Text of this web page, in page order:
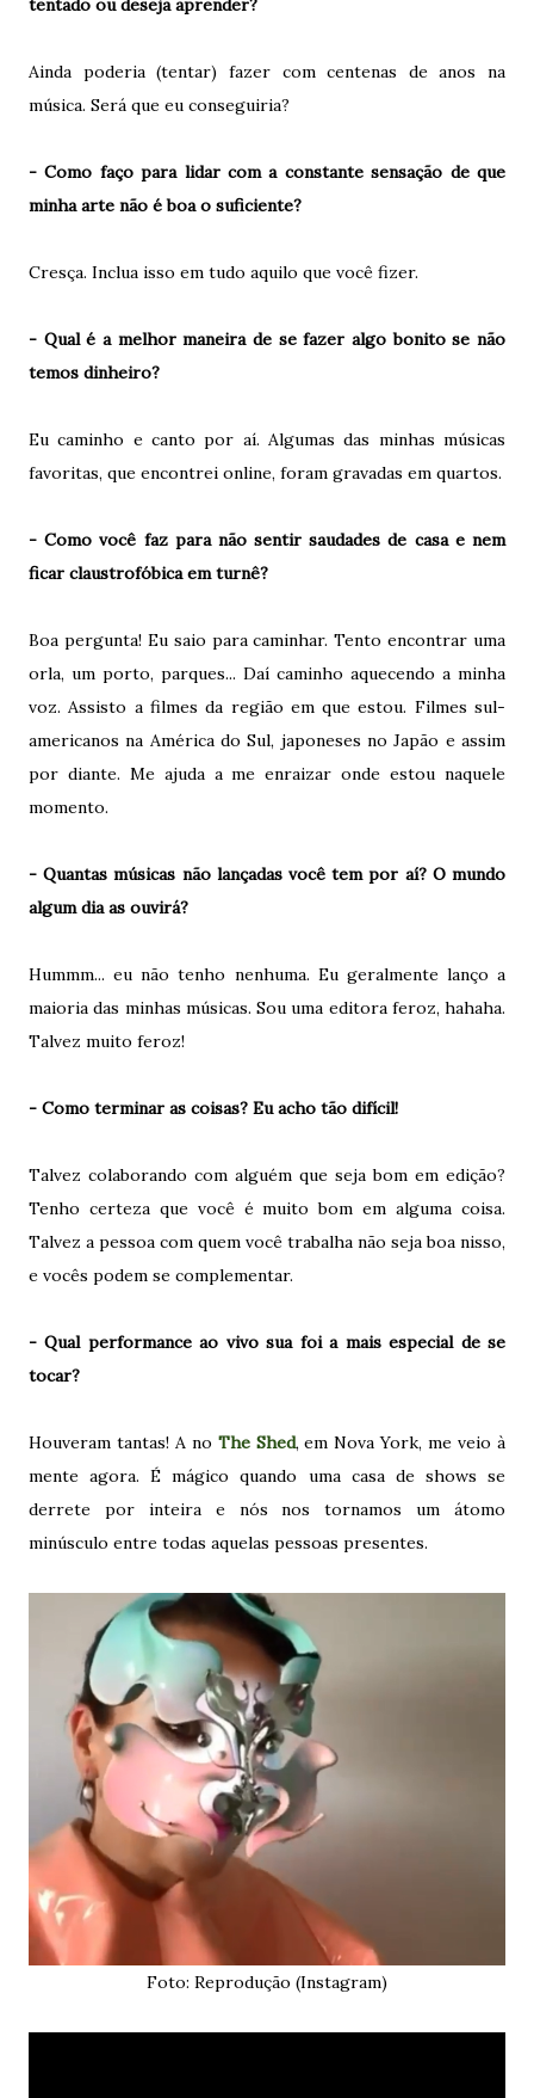
tentado ou deseja aprender?
Ainda poderia (tentar) fazer com centenas de anos na
música. Será que eu conseguiria?
- Como faço para lidar com a constante sensação de que
minha arte não é boa o suficiente?
Cresça. Inclua isso em tudo aquilo que você fizer.
- Qual é a melhor maneira de se fazer algo bonito se não
temos dinheiro?
Eu caminho e canto por aí. Algumas das minhas músicas
favoritas, que encontrei online, foram gravadas em quartos.
- Como você faz para não sentir saudades de casa e nem
ficar claustrofóbica em turnê?
Boa pergunta! Eu saio para caminhar. Tento encontrar uma
orla, um porto, parques... Daí caminho aquecendo a minha
voz. Assisto a filmes da região em que estou. Filmes sul-
americanos na América do Sul, japoneses no Japão e assim
por diante. Me ajuda a me enraizar onde estou naquele
momento.
- Quantas músicas não lançadas você tem por aí? O mundo
algum dia as ouvirá?
Hummm... eu não tenho nenhuma. Eu geralmente lanço a
maioria das minhas músicas. Sou uma editora feroz, hahaha.
Talvez muito feroz!
- Como terminar as coisas? Eu acho tão difícil!
Talvez colaborando com alguém que seja bom em edição?
Tenho certeza que você é muito bom em alguma coisa.
Talvez a pessoa com quem você trabalha não seja boa nisso,
e vocês podem se complementar.
- Qual performance ao vivo sua foi a mais especial de se
tocar?
Houveram tantas! A no The Shed, em Nova York, me veio à
mente agora. É mágico quando uma casa de shows se
derrete por inteira e nós nos tornamos um átomo
minúsculo entre todas aquelas pessoas presentes.
Foto: Reprodução (Instagram)